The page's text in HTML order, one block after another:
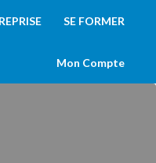
SE FORMER
Mon Compte